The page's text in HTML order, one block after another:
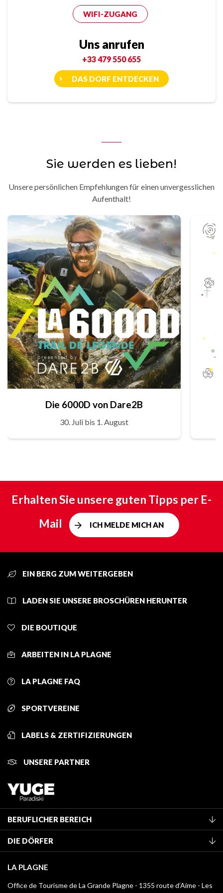
WIFI-ZUGANG
Uns anrufen
+33 479 550 655
DAS DORF ENTDECKEN
Sie werden es lieben!
Unsere persönlichen Empfehlungen für einen unvergesslichen
Aufenthalt!
Die 6000D von Dare2B
30. Juli bis 1. August
Erhalten Sie unsere guten Tipps per E-
Mail
ICH MELDE MICH AN
EIN BERG ZUM WEITERGEBEN
LADEN SIE UNSERE BROSCHÜREN HERUNTER
DIE BOUTIQUE
ARBEITEN IN LA PLAGNE
LA PLAGNE FAQ
SPORTVEREINE
LABELS & ZERTIFIZIERUNGEN
UNSERE PARTNER
BERUFLICHER BEREICH
Mitglied des Fremdenverkehrsamtes werden
Klassifizierung von Möbeln
Kurtaxe
Mediathek
DIE DÖRFER
Montchavin - Les Coches
Champagny-en-Vanoise
LA PLAGNE
Office de Tourisme de La Grande Plagne - 1355 route d’Aime - Les